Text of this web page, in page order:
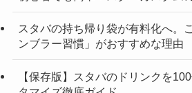
スタバの持ち帰り袋が有料化へ。
ンブラー習慣」がおすすめな理由
【保存版】スタバのドリンクを